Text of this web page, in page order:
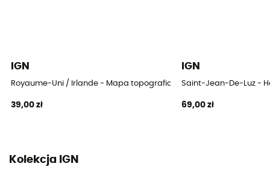
IGN
Royaume-Uni / Irlande - Mapa topograficzna
39,00 zł
IGN
Saint-Jean-De-Luz -
69,00 zł
Kolekcja IGN